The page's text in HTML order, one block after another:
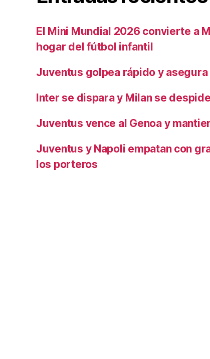
El Mini Mundial 2026 convierte a
hogar del fútbol infantil
Juventus golpea rápido y
Inter se dispara y Milan se
Juventus vence al Genoa y
Juventus y Napoli empatan con
los porteros